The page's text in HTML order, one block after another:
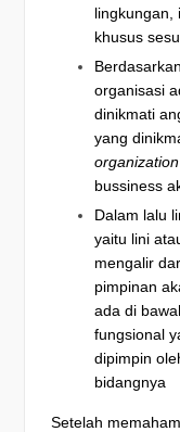
lingkungan,
khusus
organisasi
dinikmati
yang
organization
bussiness
Dalam lalu
yaitu lini
mengalir
pimpinan
ada di
fungsional
dipimpin
bidangnya
Setelah